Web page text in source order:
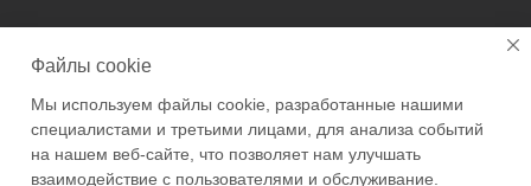
Файлы cookie
Мы используем файлы cookie, разработанные нашими
специалистами и третьими лицами, для анализа событий
на нашем веб-сайте, что позволяет нам улучшать
взаимодействие с пользователями и обслуживание.